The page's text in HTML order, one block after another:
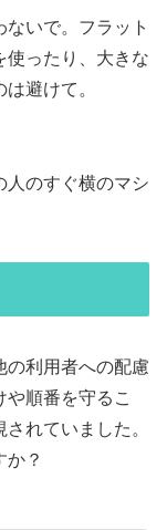
いで。フラット
使ったり、大きな
避けて。
人のすぐ横のマシ
の利用者への配慮
順番を守るこ
れていました。
か？